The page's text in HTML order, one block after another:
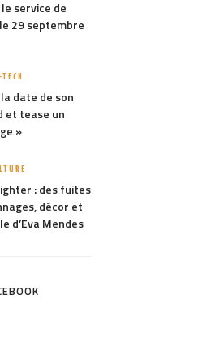
service de
29 septembre
date de son
et tease un
»
: des fuites
décor et
d’Eva Mendes